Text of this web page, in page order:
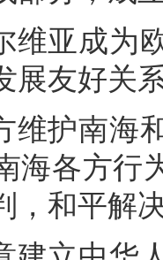
维亚成为
展友好关
维护南海
海各方行
，和平解